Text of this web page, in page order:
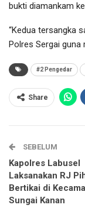
bukti diamankam
“Kedua tersangka
Polres Sergai guna
#2 Pengedar
Share
SEBELUM
Kapolres Labusel
Laksanakan RJ
Bertikai di
Sungai Kanan